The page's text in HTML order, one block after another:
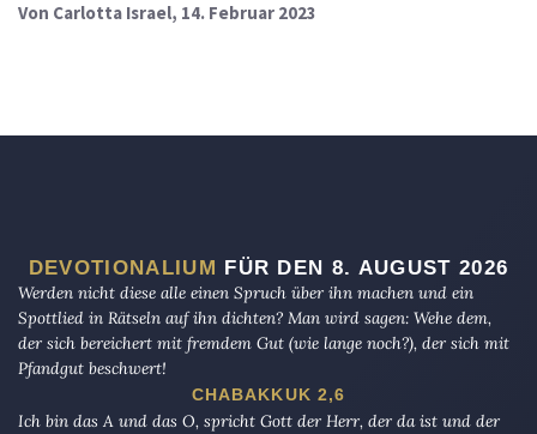
Von Carlotta Israel, 14. Februar 2023
DEVOTIONALIUM FÜR DEN 8. AUGUST 2026
Werden nicht diese alle einen Spruch über ihn machen und ein
Spottlied in Rätseln auf ihn dichten? Man wird sagen: Wehe dem,
der sich bereichert mit fremdem Gut (wie lange noch?), der sich mit
Pfandgut beschwert!
CHABAKKUK 2,6
Ich bin das A und das O, spricht Gott der Herr, der da ist und der